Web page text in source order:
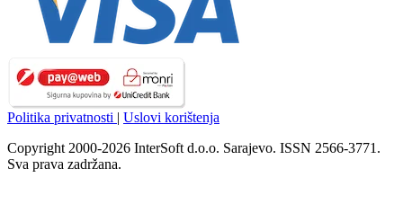
Politika privatnosti | Uslovi korištenja
Copyright 2000-2026 InterSoft d.o.o. Sarajevo. ISSN 2566-3771.
Sva prava zadržana.